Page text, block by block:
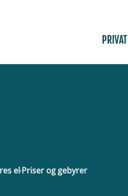
PRIVAT
elPriser og gebyrer